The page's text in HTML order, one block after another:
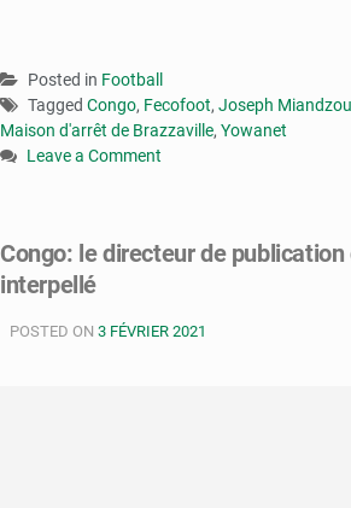
Posted in Football
Tagged Congo, Fecofoot, Joseph
Maison d'arrêt de Brazzaville, Yowanet
Leave a Comment
Joseph
Miandzoukouta
Yowanet
Congo: le directeur de
interpellé
POSTED ON 3 FÉVRIER 2021